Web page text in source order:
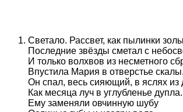
Светало. Рассвет, как пылинки
Последние звёзды сметал с
И только волхвов из несметного
Впустила Мария в отверстье скалы.
Он спал, весь сияющий, в яслях из
Как месяца луч в углубленье дупла.
Ему заменяли овчинную шубу